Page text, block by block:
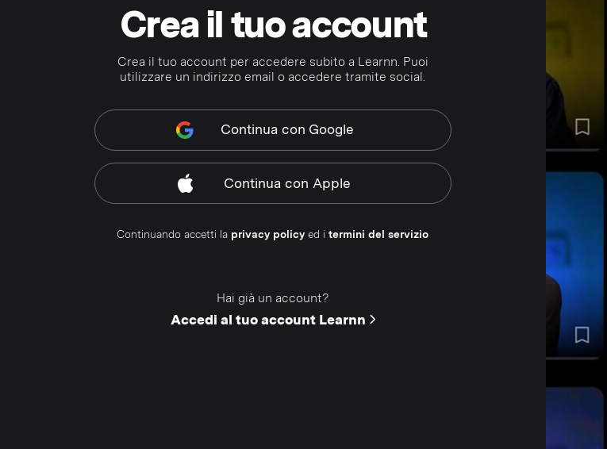
Crea il tuo account
Crea il tuo account per accedere subito a Learnn. Puoi
utilizzare un indirizzo email o accedere tramite social.
Continua con Google
Continua con Apple
Continuando accetti la privacy policyed i termini del servizio
Hai già un account?
Accedi al tuo account Learnn